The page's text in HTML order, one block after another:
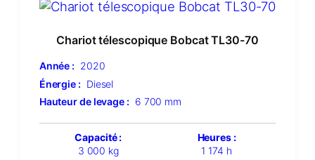
Chariot télescopique Bobcat TL30-70
Année : 2020
Énergie : Diesel
Hauteur de levage : 6 700 mm
Capacité :
3 000 kg
Heures :
1 174 h